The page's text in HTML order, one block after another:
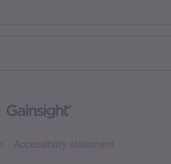
Accessibility statement